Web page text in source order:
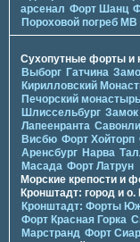
арсенал Форт Шанц
Пороховой погреб МВ
Сухопутные форты и
Выборг Гатчина
Кирилловский
Печорcкий монастырь
Шлиссельбург Замок
Лапеенранта
Висбю Форт Хойторп
Аренсбург Нарва
Масада Форт Латрун
Морские крепости и
Кронштадт: город и о.
Кронштадт: Форты
Форт Красная Горка
Марстранд Форт